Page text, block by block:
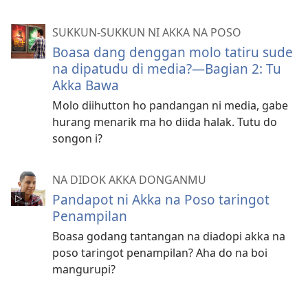
SUKKUN-SUKKUN NI AKKA NA POSO
Boasa dang denggan molo tatiru sude
na dipatudu di media?​—Bagian 2: Tu
Akka Bawa
Molo diihutton ho pandangan ni media, gabe
hurang menarik ma ho diida halak. Tutu do
songon i?
NA DIDOK AKKA DONGANMU
Pandapot ni Akka na Poso taringot
Penampilan
Boasa godang tantangan na diadopi akka na
poso taringot penampilan? Aha do na boi
mangurupi?